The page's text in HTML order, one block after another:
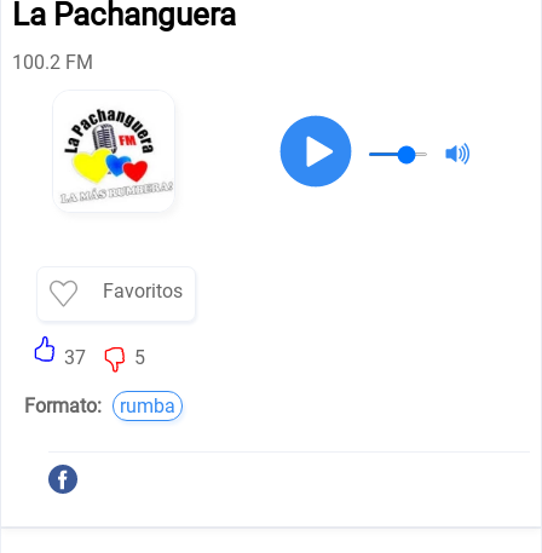
La Pachanguera
100.2 FM
Favoritos
37 5
Formato: rumba